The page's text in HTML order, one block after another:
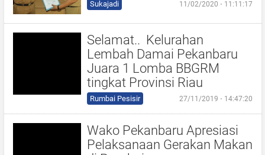
Sukajadi 11/02/2020 ⋅ 11:11:17
Selamat.. Kelurahan
Lembah Damai Pekanbaru
Juara 1 Lomba BBGRM
tingkat Provinsi Riau
Rumbai Pesisir 27/11/2019 ⋅ 14:47:20
Wako Pekanbaru Apresiasi
Pelaksanaan Gerakan Makan